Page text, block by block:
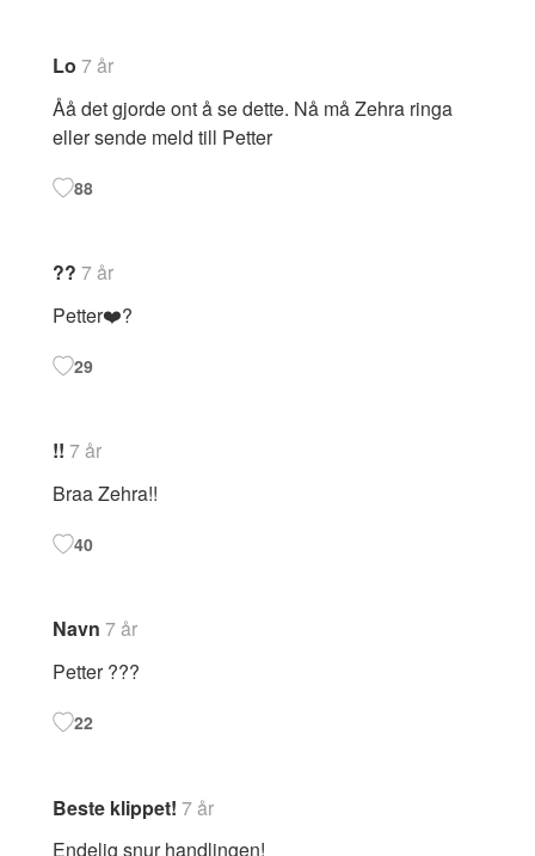
Lo 7 år
Åå det gjorde ont å se dette. Nå må Zehra ringa
eller sende meld till Petter
88
?? 7 år
Petter❤️?
29
!! 7 år
Braa Zehra!!
40
Navn 7 år
Petter ???
22
Beste klippet! 7 år
Endelig snur handlingen!